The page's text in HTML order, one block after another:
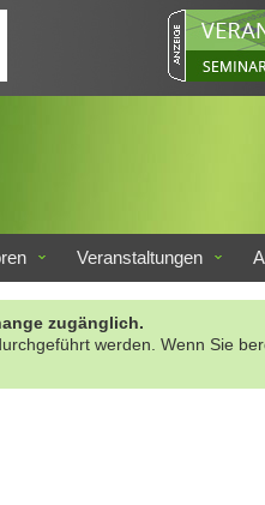
Veranstaltungen
zugänglich.
werden. Wenn Sie